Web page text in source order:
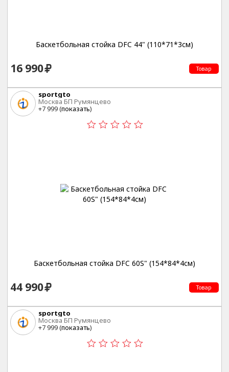
Баскетбольная стойка DFC 44" (110*71*3см)
16 990 Товар
sportgto
Москва БП Румянцево
+7 999 (показать)
Баскетбольная стойка DFC 60S" (154*84*4см)
44 990 Товар
sportgto
Москва БП Румянцево
+7 999 (показать)